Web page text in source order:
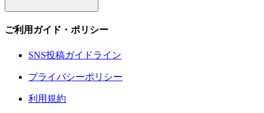
ご利用ガイド・ポリシー
SNS投稿ガイドライン
プライバシーポリシー
利用規約